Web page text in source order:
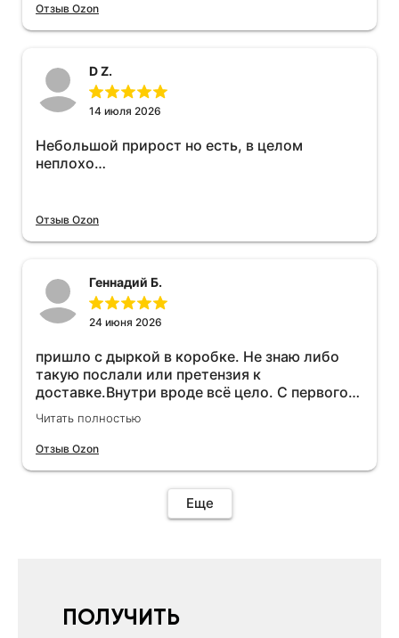
Отзыв Ozon
D Z.
14 июля 2026
Небольшой прирост но есть, в целом
неплохо…
Отзыв Ozon
Геннадий Б.
24 июня 2026
пришло с дыркой в коробке. Не знаю либо
такую послали или претензия к
доставке.Внутри вроде всё цело. С первого
раза установить не получается не знаю
может интернет дурит. Четыре звёзды за
упаковку с дыркой.Как опробую дополню
иначе не качает без него. Как поставил сразу
всё установилось по работе устройства
увеличился.Всем рекомендую к покупке.
Читать полностью
Отзыв Ozon
Еще
ПОЛУЧИТЬ